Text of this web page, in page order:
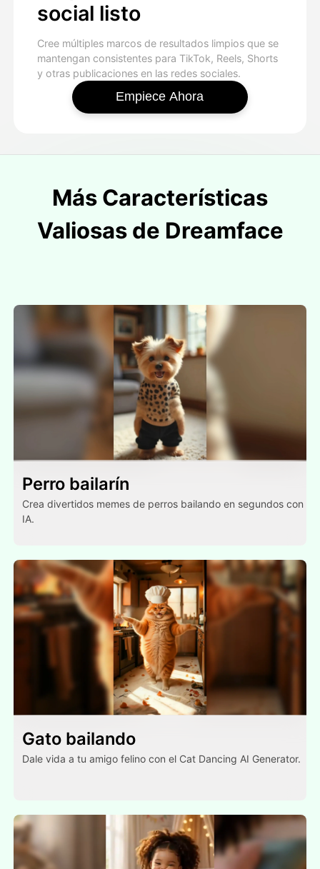
social listo
Cree múltiples marcos de resultados limpios que se
mantengan consistentes para TikTok, Reels, Shorts
y otras publicaciones en las redes sociales.
Empiece Ahora
Más Características
Valiosas de Dreamface
Perro bailarín
Crea divertidos memes de perros bailando en segundos con
IA.
Gato bailando
Dale vida a tu amigo felino con el Cat Dancing AI Generator.